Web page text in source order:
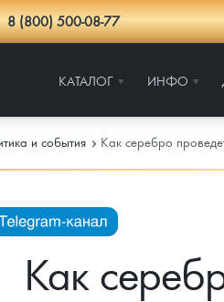
8 (800) 500-08-77
КАТАЛОГ ИНФО
и события Как серебро
Как